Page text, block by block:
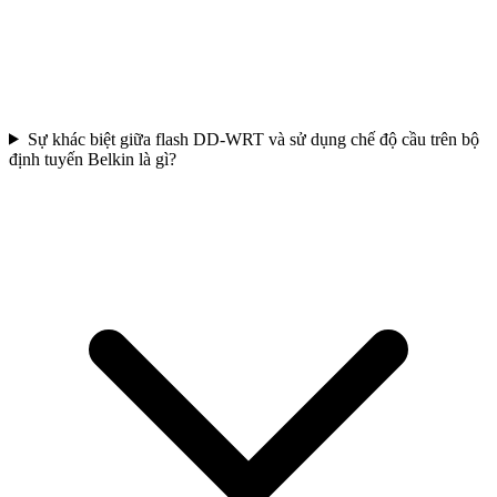
Sự khác biệt giữa flash DD-WRT và sử dụng chế độ cầu trên bộ
định tuyến Belkin là gì?